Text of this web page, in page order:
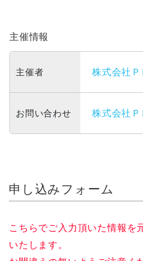
主催情報
主催者 株式会社Ｐ
お問い合わせ 株式会社
申し込みフォーム
こちらでご入力頂いた情報を
いたします。